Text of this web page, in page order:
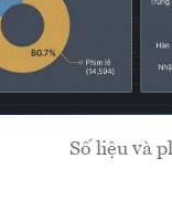
Số liệu và